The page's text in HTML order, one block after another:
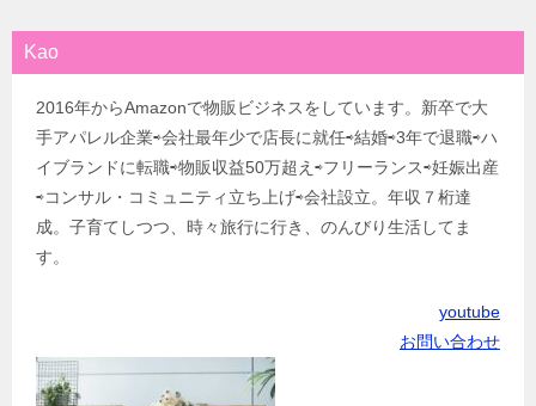
Kao
2016年からAmazonで物販ビジネスをしています。新卒で大
手アパレル企業⇨会社最年少で店長に就任⇨結婚⇨3年で退職⇨ハ
イブランドに転職⇨物販収益50万超え⇨フリーランス⇨妊娠出産
⇨コンサル・コミュニティ立ち上げ⇨会社設立。年収７桁達
成。子育てしつつ、時々旅行に行き、のんびり生活してま
す。
youtube
お問い合わせ